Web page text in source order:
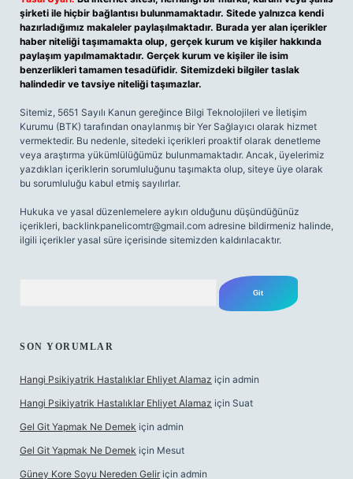
şirketi ile hiçbir bağlantısı bulunmamaktadır. Sitede yalnızca kendi
hazırladığımız makaleler paylaşılmaktadır. Burada yer alan içerikler
haber niteliği taşımamakta olup, gerçek kurum ve kişiler hakkında
paylaşım yapılmamaktadır. Gerçek kurum ve kişiler ile isim
benzerlikleri tamamen tesadüfidir. Sitemizdeki bilgiler taslak
halindedir ve tavsiye niteliği taşımazlar.
Sitemiz, 5651 Sayılı Kanun gereğince Bilgi Teknolojileri ve İletişim
Kurumu (BTK) tarafından onaylanmış bir Yer Sağlayıcı olarak hizmet
vermektedir. Bu nedenle, sitedeki içerikleri proaktif olarak denetleme
veya araştırma yükümlülüğümüz bulunmamaktadır. Ancak, üyelerimiz
yazdıkları içeriklerin sorumluluğunu taşımakta olup, siteye üye olarak
bu sorumluluğu kabul etmiş sayılırlar.
Hukuka ve yasal düzenlemelere aykırı olduğunu düşündüğünüz
içerikleri, backlinkpanelicomtr@gmail.com adresine bildirmeniz halinde,
ilgili içerikler yasal süre içerisinde sitemizden kaldırılacaktır.
SON YORUMLAR
Hangi Psikiyatrik Hastalıklar Ehliyet Alamaz için admin
Hangi Psikiyatrik Hastalıklar Ehliyet Alamaz için Suat
Gel Git Yapmak Ne Demek için admin
Gel Git Yapmak Ne Demek için Mesut
Güney Kore Soyu Nereden Gelir için admin